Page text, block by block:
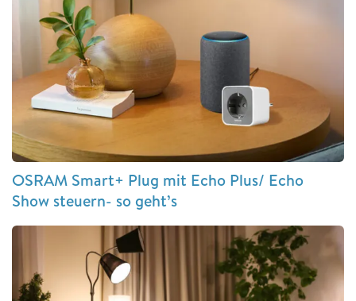
OSRAM Smart+ Plug mit Echo Plus/ Echo
Show steuern- so geht’s